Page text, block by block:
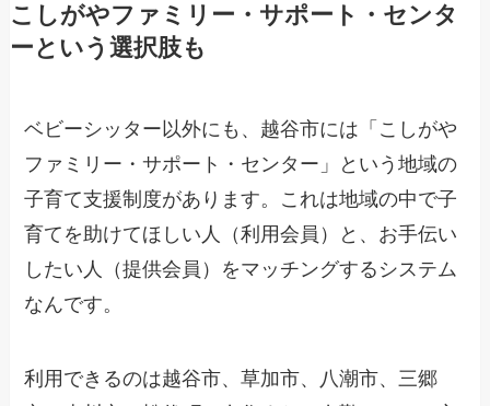
こしがやファミリー・サポート・センタ
ーという選択肢も
ベビーシッター以外にも、越谷市には「こしがや
ファミリー・サポート・センター」という地域の
子育て支援制度があります。これは地域の中で子
育てを助けてほしい人（利用会員）と、お手伝い
したい人（提供会員）をマッチングするシステム
なんです。
利用できるのは越谷市、草加市、八潮市、三郷